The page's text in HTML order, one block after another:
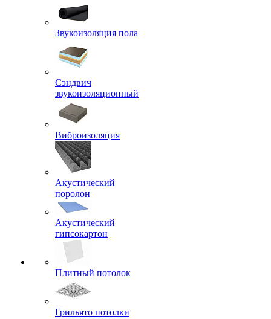
Звукоизоляция пола
Сэндвич
звукоизоляционный
Виброизоляция
Акустический
поролон
Акустический
гипсокартон
Плитный потолок
Грильято потолки